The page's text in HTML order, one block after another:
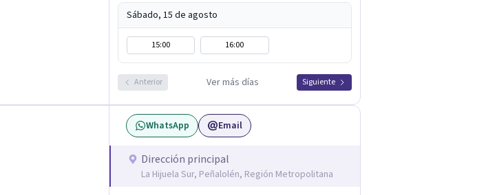
Sábado, 15 de agosto
15:00 16:00
Anterior Ver más días Siguiente
WhatsApp Email
Dirección principal
La Hijuela Sur, Peñalolén, Región Metropolitana